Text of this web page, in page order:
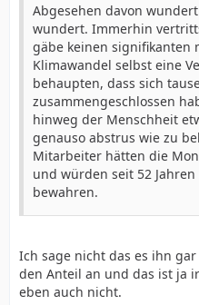
Abgesehen davon
wundert. Immerhin
gäbe keinen signifikanten
Klimawandel selbst eine
behaupten, dass sich
zusammengeschlossen
hinweg der Menschheit
genauso abstrus wie zu
Mitarbeiter hätten die
und würden seit 52
bewahren.
Ich sage nicht das es ihn
den Anteil an und das ist ja
eben auch nicht.